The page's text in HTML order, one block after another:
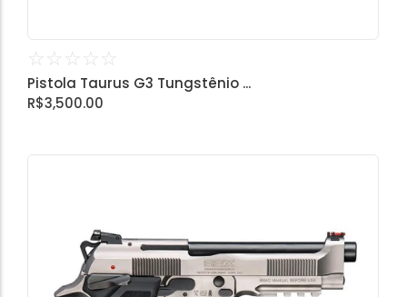
☆ ☆ ☆ ☆ ☆
Pistola Taurus G3 Tungstênio ...
R$3,500.00